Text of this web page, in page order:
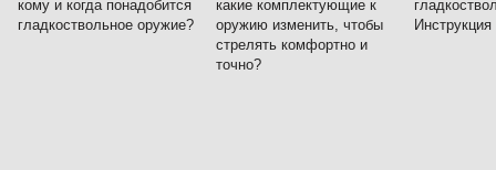
кому и когда понадобится
гладкоствольное оружие?
какие комплектующие к
оружию изменить, чтобы
стрелять комфортно и
точно?